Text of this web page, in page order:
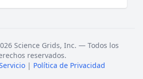
Science Grids, Inc. — Todos los
reservados.
| Política de Privacidad